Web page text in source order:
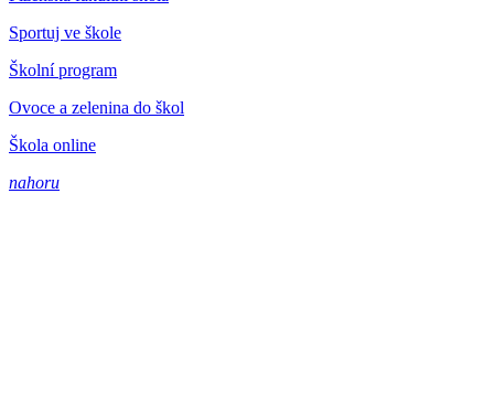
Sportuj ve škole
Školní program
Ovoce a zelenina do škol
Škola online
nahoru